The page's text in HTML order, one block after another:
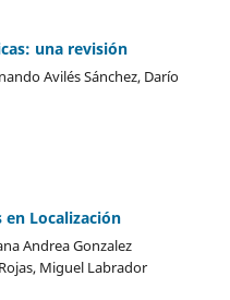
una revisión
Avilés Sánchez, Darío
en Localización
Andrea Gonzalez
Miguel Labrador